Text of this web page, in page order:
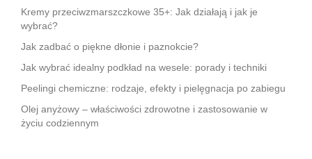
Kremy przeciwzmarszczkowe 35+: Jak działają i jak je
wybrać?
Jak zadbać o piękne dłonie i paznokcie?
Jak wybrać idealny podkład na wesele: porady i techniki
Peelingi chemiczne: rodzaje, efekty i pielęgnacja po zabiegu
Olej anyżowy – właściwości zdrowotne i zastosowanie w
życiu codziennym